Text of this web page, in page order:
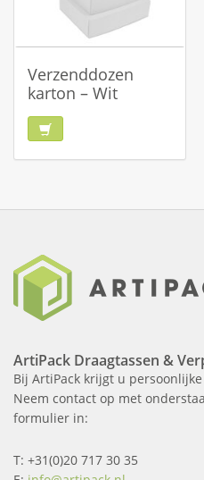
Verzenddozen
karton – Wit
ArtiPack Draagtassen &
Bij ArtiPack krijgt u
Neem contact op met
formulier in:
T: +31(0)20 717 30 35